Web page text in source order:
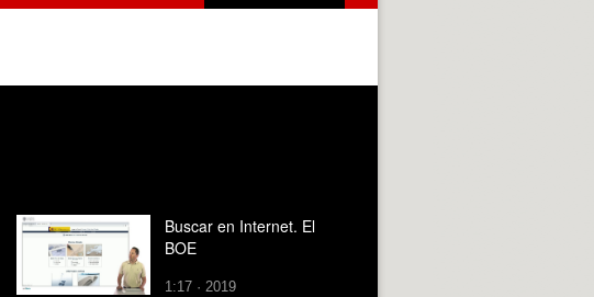
Buscar en Internet. El
BOE
1:17 · 2019